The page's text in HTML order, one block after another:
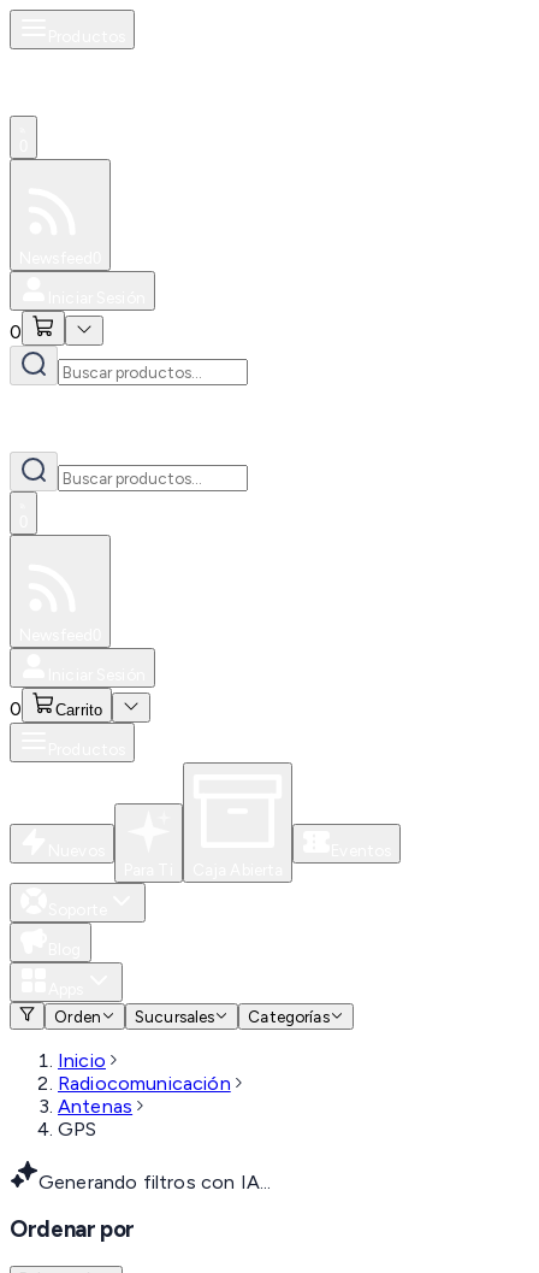
0
0 Carrito
Orden
Sucursales Categorías
Inicio
Radiocomunicación
Antenas
GPS
Generando filtros con IA...
Ordenar por